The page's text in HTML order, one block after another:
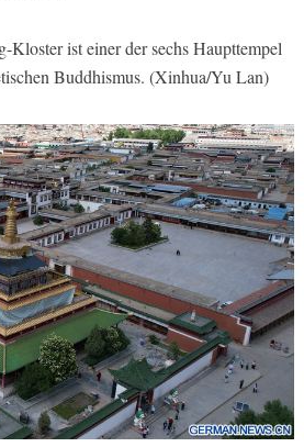
Kloster ist einer der sechs Haupttempel
Buddhismus. (Xinhua/Yu Lan)